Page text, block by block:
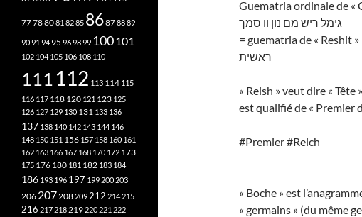
Guematria ordinale de «
גימל ריש מם נון וו סמך
= guematria de « Reshit »
ראשית
« Reish » veut dire «
est qualifié de « Premier
#Premier #Reich
« Boche » est
« germains » (du même
77788081 8285 86878889
9091 94 95 969899 100101
102 104 105 106 108 110
111 112 113 114 115
116 117 118 120 121 123 125
126 127 129 130 131 133 136
137 138 140 142 143 144 146
148 150 151 156 157 158 160 161
162 163 166 167 168 170 172 173
175 176 180 181 182 183 184
186 193 196 197 199 200 203
206 207 208 209 212 214 215
216 217 218219 220 221 222